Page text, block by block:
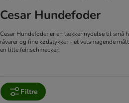
Cesar Hundefoder
Cesar Hundefoder er en lækker nydelse til små
råvarer og fine kødstykker - et velsmagende
en lille feinschmecker!
Filtre